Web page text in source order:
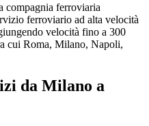
compagnia ferroviaria
ferroviario ad alta velocità
velocità fino a 300
cui Roma, Milano, Napoli,
da Milano a